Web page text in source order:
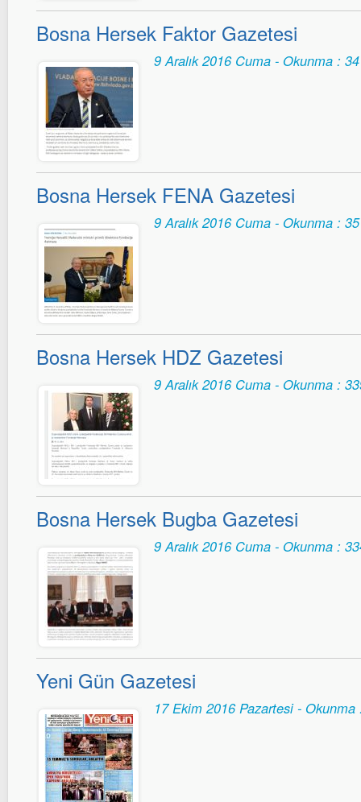
Bosna Hersek Faktor Gazetesi
9 Aralık 2016 Cuma - Okunma :
Bosna Hersek FENA Gazetesi
9 Aralık 2016 Cuma - Okunma :
Bosna Hersek HDZ Gazetesi
9 Aralık 2016 Cuma - Okunma :
Bosna Hersek Bugba Gazetesi
9 Aralık 2016 Cuma - Okunma :
Yeni Gün Gazetesi
17 Ekim 2016 Pazartesi - Okunma